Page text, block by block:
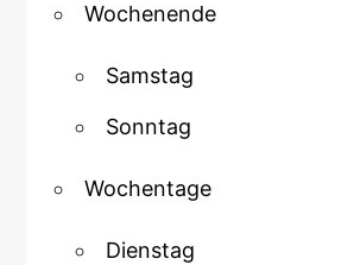
Wochenende
Samstag
Sonntag
Wochentage
Dienstag